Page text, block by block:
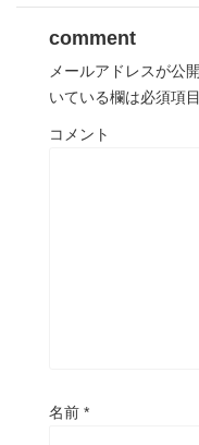
comment
メールアドレスが公
いている欄は必須項
コメント
名前 *